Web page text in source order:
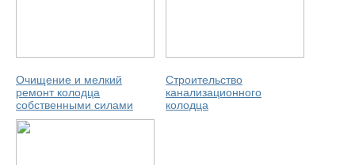
Очищение и мелкий
ремонт колодца
собственными силами
Строительство
канализационного
колодца